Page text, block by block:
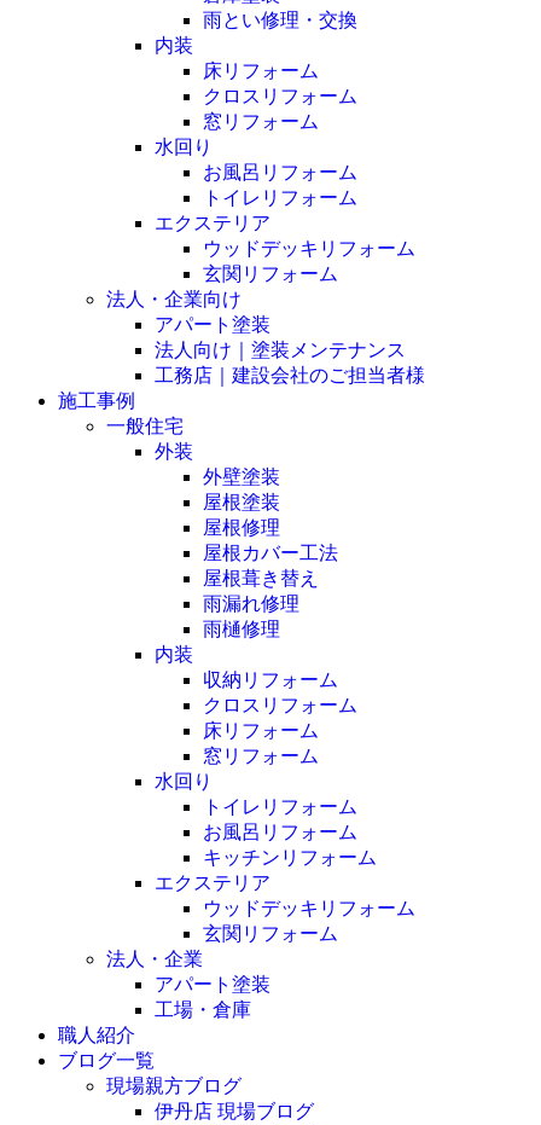
雨とい修理・交換
内装
床リフォーム
クロスリフォーム
窓リフォーム
水回り
お風呂リフォーム
トイレリフォーム
エクステリア
ウッドデッキリフォーム
玄関リフォーム
法人・企業向け
アパート塗装
法人向け｜塗装メンテナンス
工務店｜建設会社のご担当者様
施工事例
一般住宅
外装
外壁塗装
屋根塗装
屋根修理
屋根カバー工法
屋根葺き替え
雨漏れ修理
雨樋修理
内装
収納リフォーム
クロスリフォーム
床リフォーム
窓リフォーム
水回り
トイレリフォーム
お風呂リフォーム
キッチンリフォーム
エクステリア
ウッドデッキリフォーム
玄関リフォーム
法人・企業
アパート塗装
工場・倉庫
職人紹介
ブログ一覧
現場親方ブログ
伊丹店 現場ブログ